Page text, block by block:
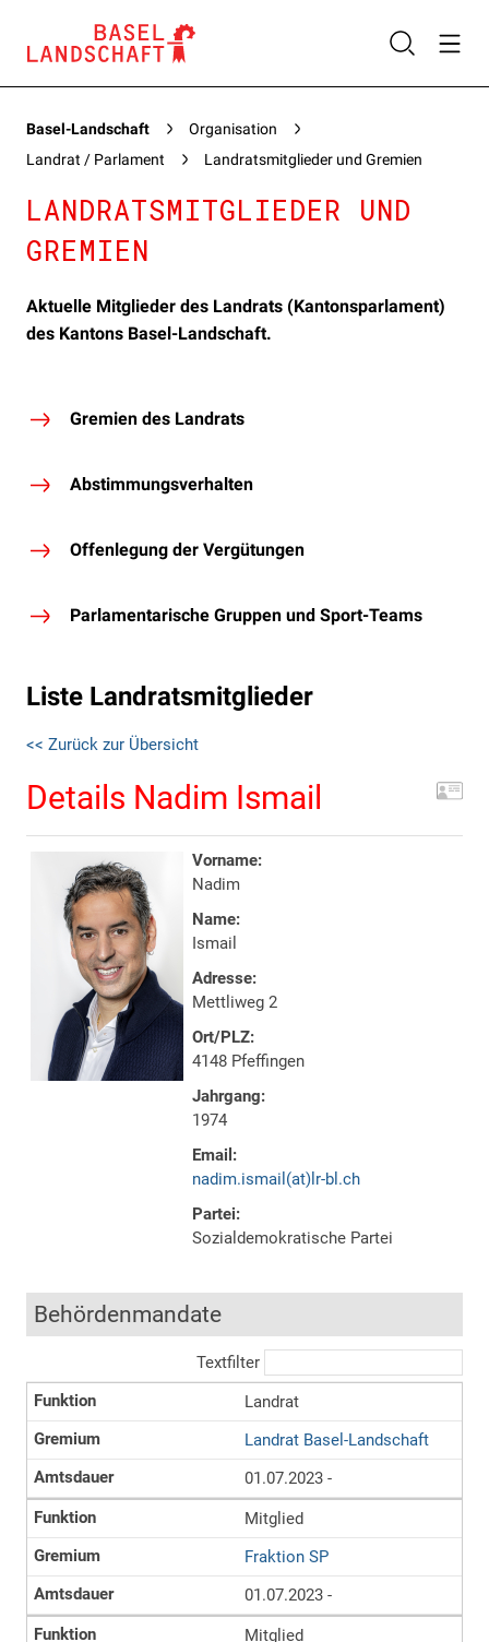
Basel-Landschaft
Organisation
Landrat / Parlament
Landratsmitglieder und Gremien
LANDRATSMITGLIEDER UND
GREMIEN
Aktuelle Mitglieder des Landrats (Kantonsparlament)
des Kantons Basel-Landschaft.
Gremien des Landrats
Abstimmungsverhalten
Offenlegung der Vergütungen
Parlamentarische Gruppen und Sport-Teams
Liste Landratsmitglieder